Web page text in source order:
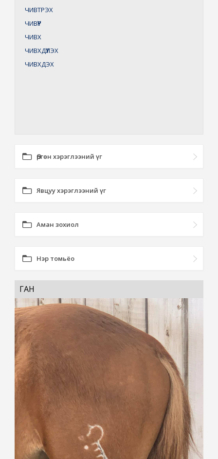
ЧИВТРЭХ
ЧИВҮҮР
ЧИВХ
ЧИВХДҮҮЛЭХ
ЧИВХДЭХ
Өргөн хэрэглээний үг
Явцуу хэрэглээний үг
Аман зохиол
Нэр томьёо
ГАН